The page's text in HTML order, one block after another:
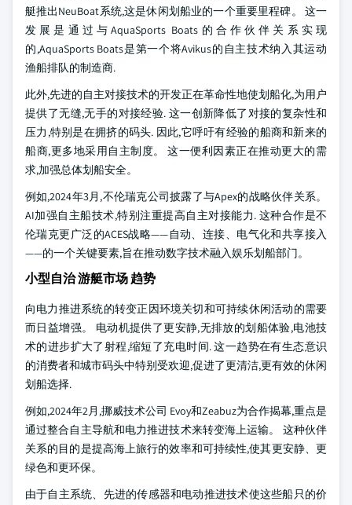
艇推出NeuBoat系统,这是休闲划船业的一个重要里程碑。 这一
发展是通过与AquaSports Boats的合作伙伴关系实现
的,AquaSports Boats是第一个将Avikus的自主技术纳入其运动
渔船排队的制造商.
此外,先进的自主对接技术的开发正在革命性地使划船化,为用户
提供了无缝,无手的对接经验. 这一创新降低了对接的复杂性和
压力,特别是在拥挤的码头. 因此,它呼吁有经验的船商和新来的
船商,更多地采用自主制度。 这一便利因素正在推动更大的需
求,加强总体划船安全。
例如,2024年3月,不伦瑞克公司披露了与Apex的战略伙伴关系。
AI加强自主船技术,特别注重提高自主对接能力. 这种合作是不
伦瑞克更广泛的ACES战略——自动、连接、电气化和共享接入
——的一个关键要素,旨在推动数字技术融入娱乐划船部门。
小型自治 游艇市场 趋势
向电力推进系统的转变正因环境关切和可持续休闲活动的需要
而日益增强。 电动机提供了更安静,无排放的划船体验,电池技
术的进步扩大了射程,缩短了充电时间. 这一趋势在有生态意识
的消费者和城市码头中特别受欢迎,促进了更清洁,更有效的休闲
划船选择.
例如,2024年2月,挪威技术公司 Evoy和Zeabuz为合作揭幕,重点是
通过整合自主导航和电力推进技术来转变海上运输。 这种伙伴
关系的目的是提高海上旅行的效率和可持续性,使其更安静、更
绿色和更环保。
由于自主系统、先进的传感器和电动推进技术使这些船只的价